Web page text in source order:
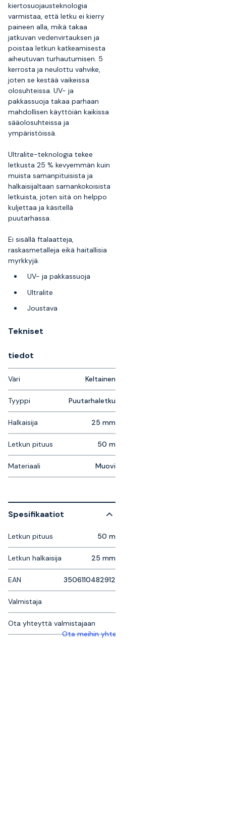
kiertosuojausteknologia
varmistaa, että letku ei kierry
paineen alla, mikä takaa
jatkuvan vedenvirtauksen ja
poistaa letkun katkeamisesta
aiheutuvan turhautumisen. 5
kerrosta ja neulottu vahvike,
joten se kestää vaikeissa
olosuhteissa. UV- ja
pakkassuoja takaa parhaan
mahdollisen käyttöiän kaikissa
sääolosuhteissa ja
ympäristöissä.
Ultralite-teknologia tekee
letkusta 25 % kevyemmän kuin
muista samanpituisista ja
halkaisijaltaan samankokoisista
letkuista, joten sitä on helppo
kuljettaa ja käsitellä
puutarhassa.
Ei sisällä ftalaatteja,
raskasmetalleja eikä haitallisia
myrkkyjä.
UV- ja pakkassuoja
Ultralite
Joustava
Tekniset
tiedot
Väri Keltainen
Tyyppi Puutarhaletku
Halkaisija 25 mm
Letkun pituus 50 m
Materiaali Muovi
Spesifikaatiot
Letkun pituus 50 m
Letkun halkaisija 25 mm
EAN 3506110482912
Valmistaja
Ota yhteyttä valmistajaan
Ota meihin yhteyttä saadaksesi lisätietoja